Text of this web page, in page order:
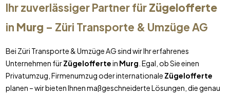
Ihr zuverlässiger Partner fürZügelofferte
in Murg – Züri Transporte & Umzüge AG
Bei Züri Transporte & Umzüge AG sind wir Ihr erfahrenes
Unternehmen fürZügeloffertein Murg . Egal, ob Sie einen
Privatumzug, Firmenumzug oder internationale Zügelofferte
planen – wir bieten Ihnen maßgeschneiderte Lösungen, die genau